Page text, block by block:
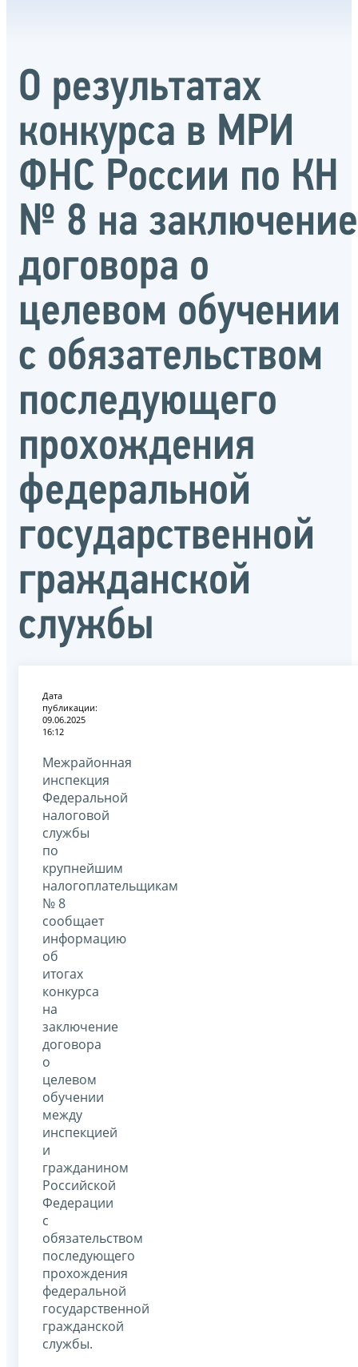
О результатах
конкурса в МРИ
ФНС России по КН
№ 8 на заключение
договора о
целевом обучении
с обязательством
последующего
прохождения
федеральной
государственной
гражданской
службы
Дата
публикации:
09.06.2025
16:12
Межрайонная
инспекция
Федеральной
налоговой
службы
по
крупнейшим
налогоплательщикам
№ 8
сообщает
информацию
об
итогах
конкурса
на
заключение
договора
о
целевом
обучении
между
инспекцией
и
гражданином
Российской
Федерации
с
обязательством
последующего
прохождения
федеральной
государственной
гражданской
службы.